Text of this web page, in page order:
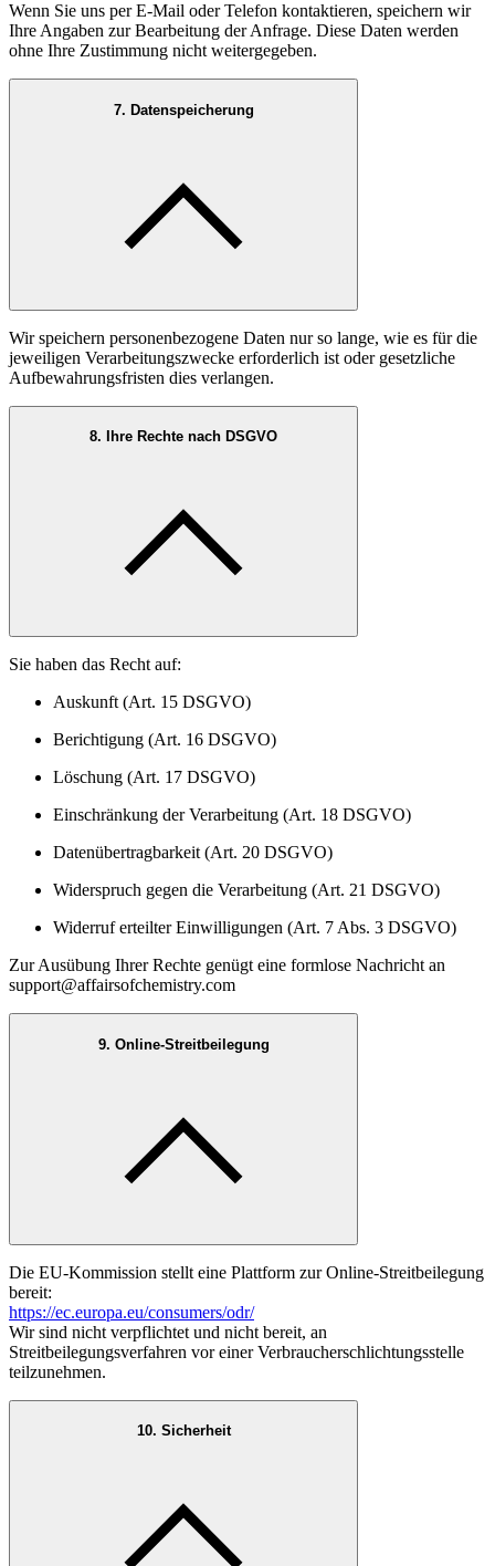
Wenn Sie uns per E-Mail oder Telefon kontaktieren, speichern wir
Ihre Angaben zur Bearbeitung der Anfrage. Diese Daten werden
ohne Ihre Zustimmung nicht weitergegeben.
7. Datenspeicherung
Wir speichern personenbezogene Daten nur so lange, wie es für die
jeweiligen Verarbeitungszwecke erforderlich ist oder gesetzliche
Aufbewahrungsfristen dies verlangen.
8. Ihre Rechte nach DSGVO
Sie haben das Recht auf:
Auskunft (Art. 15 DSGVO)
Berichtigung (Art. 16 DSGVO)
Löschung (Art. 17 DSGVO)
Einschränkung der Verarbeitung (Art. 18 DSGVO)
Datenübertragbarkeit (Art. 20 DSGVO)
Widerspruch gegen die Verarbeitung (Art. 21 DSGVO)
Widerruf erteilter Einwilligungen (Art. 7 Abs. 3 DSGVO)
Zur Ausübung Ihrer Rechte genügt eine formlose Nachricht an
support@affairsofchemistry.com
9. Online-Streitbeilegung
Die EU-Kommission stellt eine Plattform zur Online-Streitbeilegung
bereit:
https://ec.europa.eu/consumers/odr/
Wir sind nicht verpflichtet und nicht bereit, an
Streitbeilegungsverfahren vor einer Verbraucherschlichtungsstelle
teilzunehmen.
10. Sicherheit